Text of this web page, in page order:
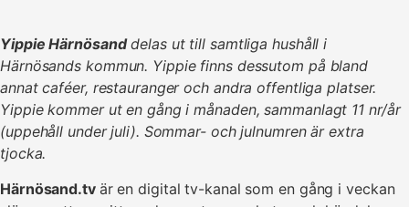
Yippie Härnösanddelas ut till samtliga hushåll i
Härnösands kommun. Yippie finns dessutom på bland
annat caféer, restauranger och andra offentliga platser.
Yippie kommer ut en gång i månaden, sammanlagt 11 nr/år
(uppehåll under juli). Sommar- och julnumren är extra
tjocka.
Härnösand.tv är en digital tv-kanal som en gång i veckan